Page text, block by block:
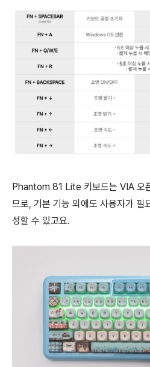
Phantom 81 Lite 키보드는 VIA 오
므로, 기본 기능 외에도 사용자가 필
성할 수 있고요.